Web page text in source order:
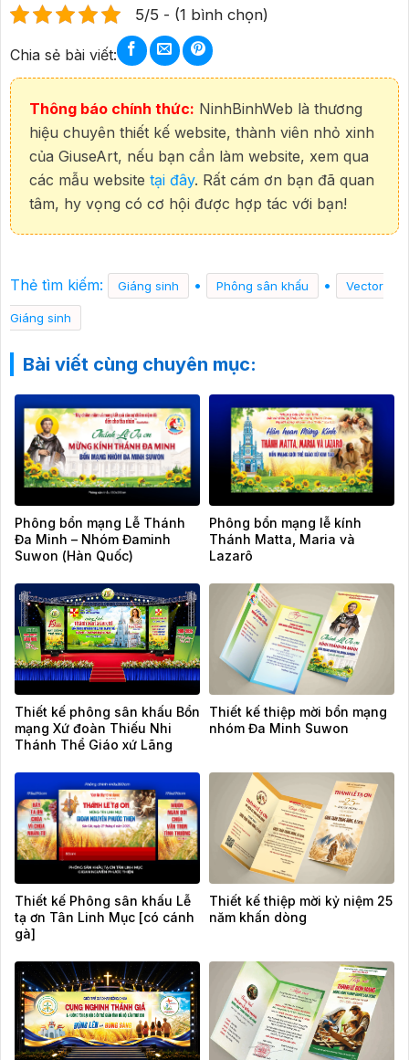
5/5 - (1 bình chọn)
Chia sẻ bài viết:
Thông báo chính thức: NinhBinhWeb là thương
hiệu chuyên thiết kế website, thành viên nhỏ xinh
của GiuseArt, nếu bạn cần làm website, xem qua
các mẫu website tại đây. Rất cám ơn bạn đã quan
tâm, hy vọng có cơ hội được hợp tác với bạn!
Thẻ tìm kiếm: Giáng sinh • Phông sân khấu • Vector
Giáng sinh
Bài viết cùng chuyên mục:
Phông bổn mạng Lễ Thánh
Đa Minh – Nhóm Đaminh
Suwon (Hàn Quốc)
Phông bổn mạng lễ kính
Thánh Matta, Maria và
Lazarô
Thiết kế phông sân khấu Bổn
mạng Xứ đoàn Thiếu Nhi
Thánh Thể Giáo xứ Lãng
Thiết kế thiệp mời bổn mạng
nhóm Đa Minh Suwon
Thiết kế Phông sân khấu Lễ
tạ ơn Tân Linh Mục [có cánh
gà]
Thiết kế thiệp mời kỷ niệm 25
năm khấn dòng